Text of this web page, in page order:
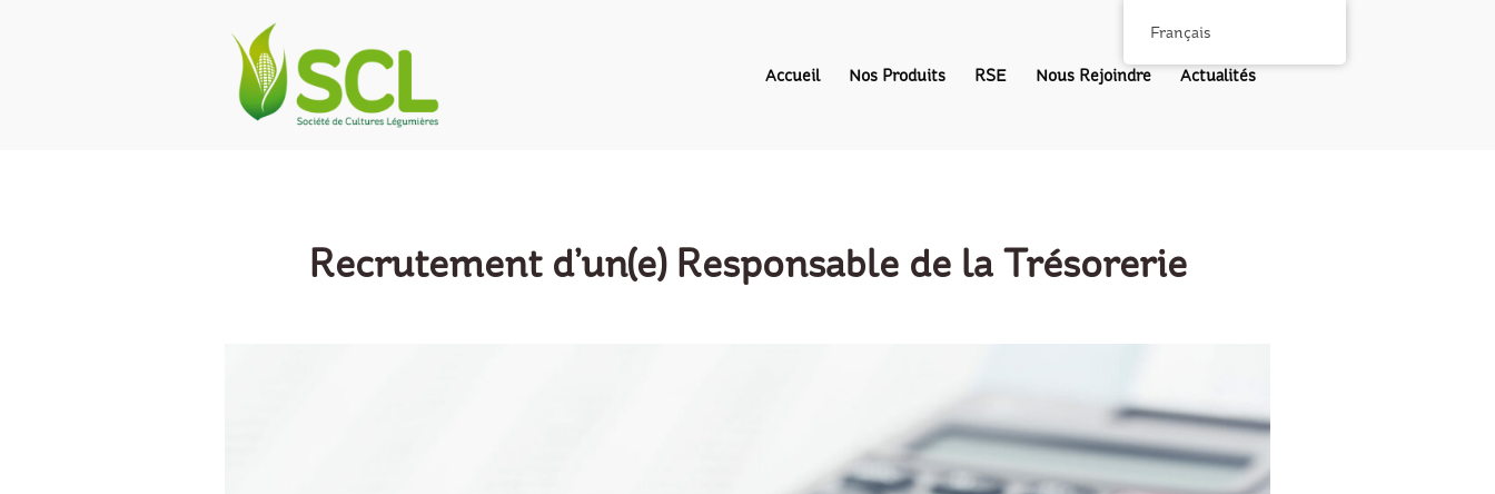
Accueil Nos Produits RSE Nous Rejoindre Actualités
Recrutement d’un(e) Responsable de la Trésorerie
Français